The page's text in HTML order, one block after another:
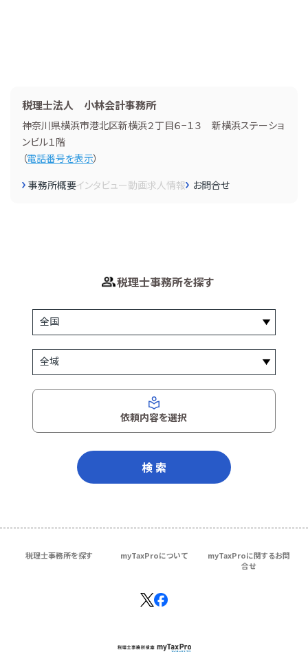
税理士法人 小林会計事務所
神奈川県横浜市港北区新横浜２丁目６−１３ 新横浜ステーショ
ンビル１階
（電話番号を表示）
事務所概要インタビュー動画求人情報 お問合せ
税理士事務所を探す
依頼内容を選択
検 索
税理士事務所を探す myTaxProについて
myTaxProに関するお問
合せ